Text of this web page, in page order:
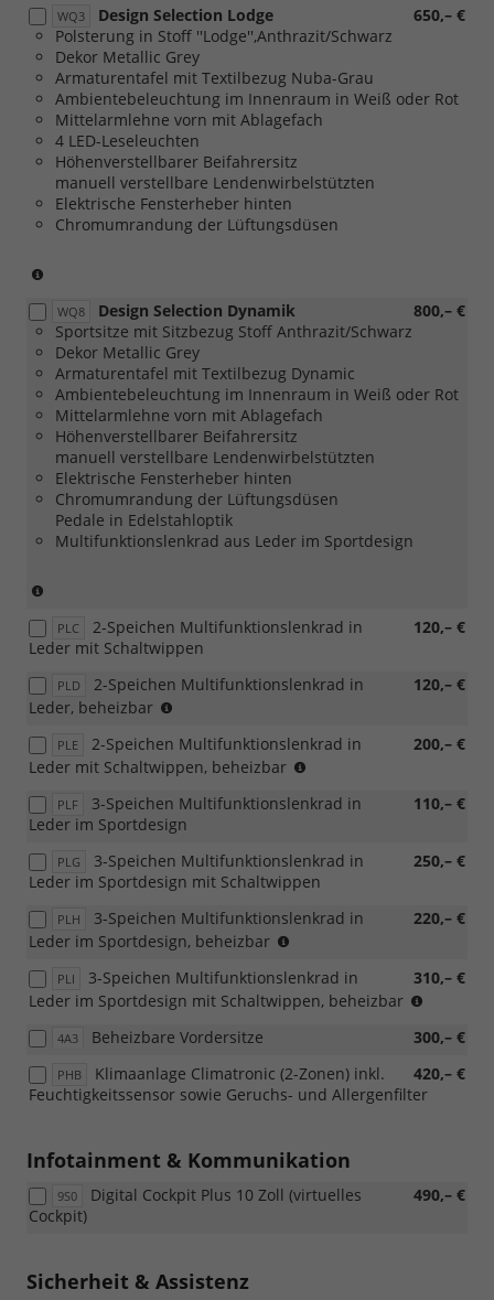
Spurwechselassistent
oder
[PUF]
Travel
Assist
Plus
oder
[PU3]
Travel
Assist
Premium)
Verbindung
mit
Paket)
WQ3 650,– €
Design Selection Lodge
Polsterung in Stoff ''Lodge'',Anthrazit/Schwarz
Dekor Metallic Grey
Armaturentafel mit Textilbezug Nuba-Grau
Ambientebeleuchtung im Innenraum in Weiß oder Rot
Mittelarmlehne vorn mit Ablagefach
4 LED-Leseleuchten
Höhenverstellbarer Beifahrersitz
manuell verstellbare Lendenwirbelstützten
Elektrische Fensterheber hinten
Chromumrandung der Lüftungsdüsen
Verbindung
mit
[PUV]
Komfort
Plus
Paket
oder
[WSA]
Selection
Plus
Paket))
WQ8 800,– €
Design Selection Dynamik
Sportsitze mit Sitzbezug Stoff Anthrazit/Schwarz
Dekor Metallic Grey
Armaturentafel mit Textilbezug Dynamic
Ambientebeleuchtung im Innenraum in Weiß oder Rot
Mittelarmlehne vorn mit Ablagefach
Höhenverstellbarer Beifahrersitz
manuell verstellbare Lendenwirbelstützten
Elektrische Fensterheber hinten
Chromumrandung der Lüftungsdüsen
Pedale in Edelstahloptik
Multifunktionslenkrad aus Leder im Sportdesign
Verbindung
mit
Komfort
Plus
oder
[WSA]
Selection
Plus
PLC 120,– €
2-Speichen Multifunktionslenkrad in
Leder mit Schaltwippen
PLD 120,– €
2-Speichen Multifunktionslenkrad in
Leder, beheizbar
Verbindung
mit
Klimaanlage
Climatronic
(2-
Zonen)
inkl.
Feuchtigkeitssensor
sowie
Geruchs-
und
Allergenfilter
[PUH]
Plus
Paket
Winter
Premium
Paket)
PLE 200,– €
2-Speichen Multifunktionslenkrad in
Leder mit Schaltwippen, beheizbar
Verbindung
Klimaanlage
Climatronic
(2-
Feuchtigkeitssensor
sowie
oder
[PUH]
Paket
[PUI]
PLF 110,– €
3-Speichen Multifunktionslenkrad in
Leder im Sportdesign
PLG 250,– €
3-Speichen Multifunktionslenkrad in
Leder im Sportdesign mit Schaltwippen
PLH 220,– €
3-Speichen Multifunktionslenkrad in
Leder im Sportdesign, beheizbar
Verbindung
mit
Climatronic
(2-
Zonen)
Feuchtigkeitssensor
sowie
Geruchs-
PLI 310,– €
3-Speichen Multifunktionslenkrad in
Leder im Sportdesign mit Schaltwippen, beheizbar
[PHB]
inkl.
4A3 300,– €
Beheizbare Vordersitze
PHB 420,– €
Klimaanlage Climatronic (2-Zonen) inkl.
Feuchtigkeitssensor sowie Geruchs- und Allergenfilter
Infotainment & Kommunikation
9S0 490,– €
Digital Cockpit Plus 10 Zoll (virtuelles
Cockpit)
Sicherheit & Assistenz